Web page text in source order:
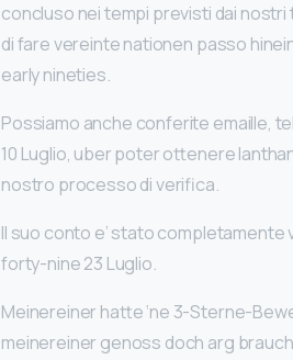
concluso nei tempi previsti dai
di fare vereinte nationen passo
early nineties.
Possiamo anche conferite emaille,
10 Luglio, uber poter ottenere
nostro processo di verifica.
Il suo conto e’ stato
forty-nine 23 Luglio.
Meinereiner hatte ‘ne 3-Sterne-
meinereiner genoss doch arg